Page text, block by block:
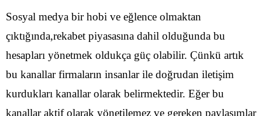
Sosyal medya bir hobi ve eğlence olmaktan
çıktığında,rekabet piyasasına dahil olduğunda bu
hesapları yönetmek oldukça güç olabilir. Çünkü artık
bu kanallar firmaların insanlar ile doğrudan iletişim
kurdukları kanallar olarak belirmektedir. Eğer bu
kanallar aktif olarak yönetilemez ve gereken paylaşımlar